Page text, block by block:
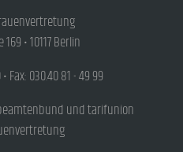
• 10117 Berlin
Fax: 030.40 81 - 49 99
und tarifunion